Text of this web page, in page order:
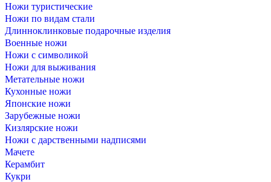
Ножи туристические
Ножи по видам стали
Длинноклинковые подарочные изделия
Военные ножи
Ножи с символикой
Ножи для выживания
Метательные ножи
Кухонные ножи
Японские ножи
Зарубежные ножи
Кизлярские ножи
Ножи с дарственными надписями
Мачете
Керамбит
Кукри